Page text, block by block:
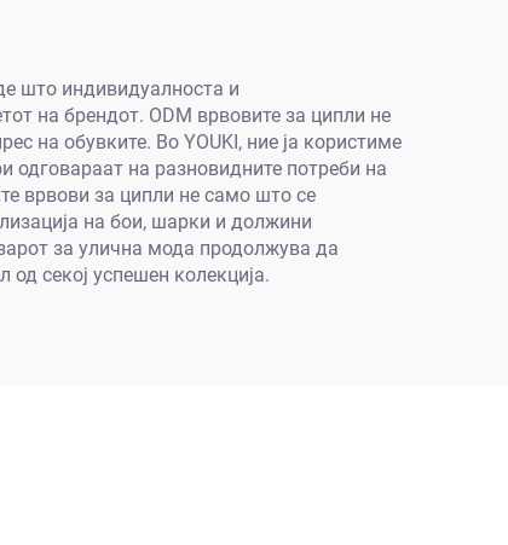
што индивидуалноста и
на брендот. ODM врвовите за ципли не
на обувките. Во YOUKI, ние ја користиме
одговараат на разновидните потреби на
врвови за ципли не само што се
на бои, шарки и должини
за улична мода продолжува да
секој успешен колекција.